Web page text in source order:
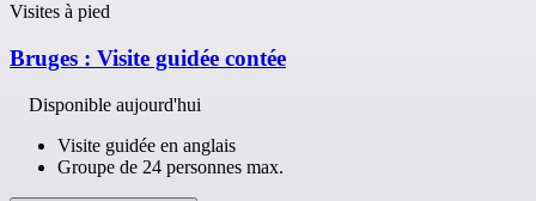
Visites à pied
Bruges : Visite guidée contée
Disponible aujourd'hui
Visite guidée en anglais
Groupe de 24 personnes max.